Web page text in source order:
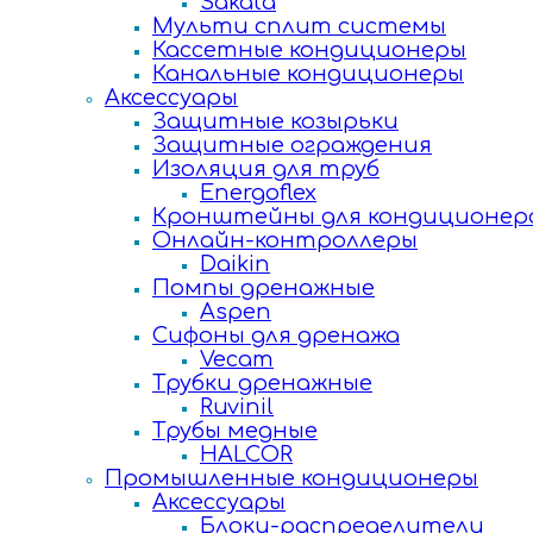
Мульти сплит системы
Кассетные кондиционеры
Канальные кондиционеры
Аксессуары
Защитные козырьки
Защитные ограждения
Изоляция для труб
Energoflex
Кронштейны для
Онлайн-контроллеры
Daikin
Помпы дренажные
Aspen
Сифоны для дренажа
Vecam
Трубки дренажные
Ruvinil
Трубы медные
HALCOR
Промышленные кондиционеры
Аксессуары
Блоки-распределители